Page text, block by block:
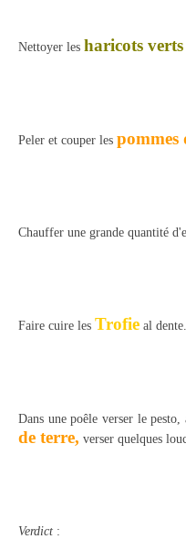
Nettoyer les haricots verts
Peler et couper les pommes
Chauffer une grande quantité
Faire cuire les Trofie al dente.
Dans une poêle verser le pesto,
de terre, verser quelques
Verdict :